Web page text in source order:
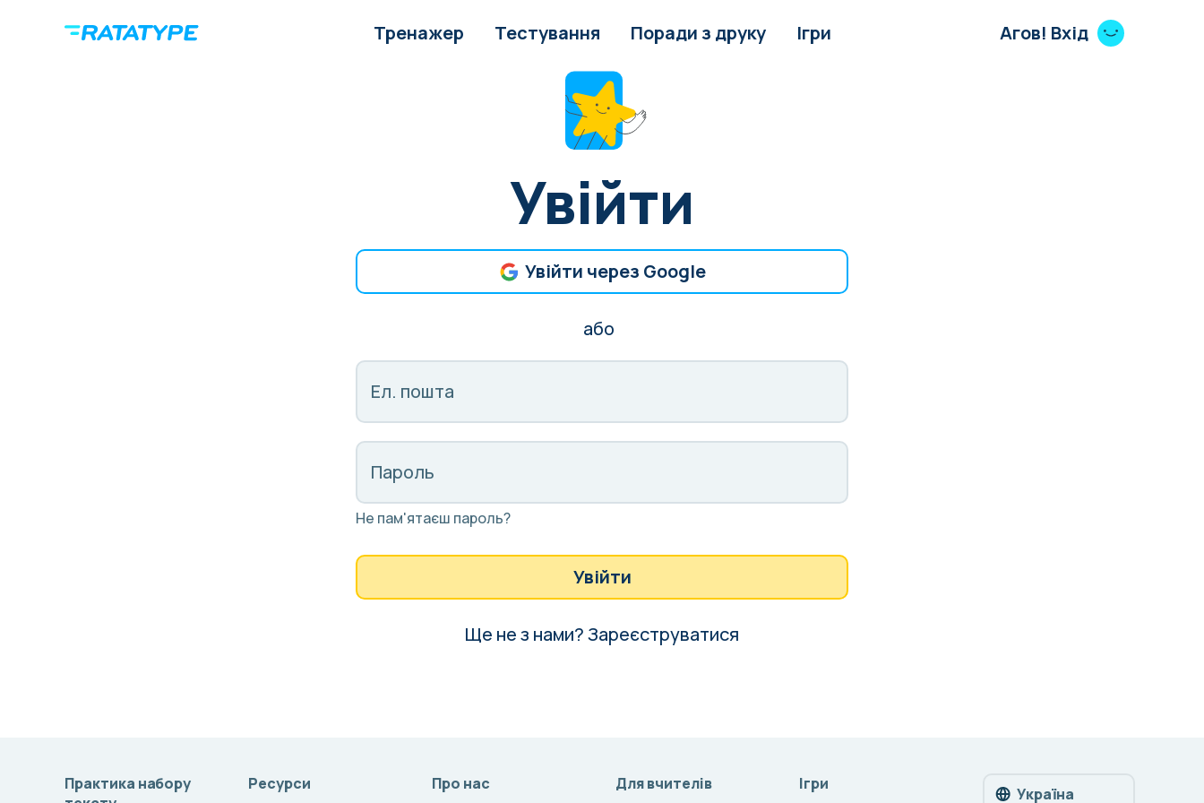
Тренажер Тестування Поради з друку Ігри Агов! Вхід
Увійти
Увійти через Google
або
Ел. пошта
Пароль
Не пам'ятаєш пароль?
Увійти
Ще не з нами?Зареєструватися
Практика набору
Ресурси
Про нас
Для вчителів
Ігри
Україна